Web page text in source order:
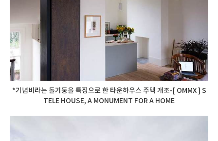
*기념비라는 돌기둥을 특징으로 한 타운하우스 주택 개조-[ OMMX ] S
TELE HOUSE, A MONUMENT FOR A HOME